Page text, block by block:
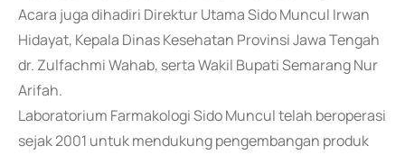
Acara juga dihadiri Direktur Utama Sido Muncul Irwan
Hidayat, Kepala Dinas Kesehatan Provinsi Jawa Tengah
dr. Zulfachmi Wahab, serta Wakil Bupati Semarang Nur
Arifah.
Laboratorium Farmakologi Sido Muncul telah beroperasi
sejak 2001 untuk mendukung pengembangan produk